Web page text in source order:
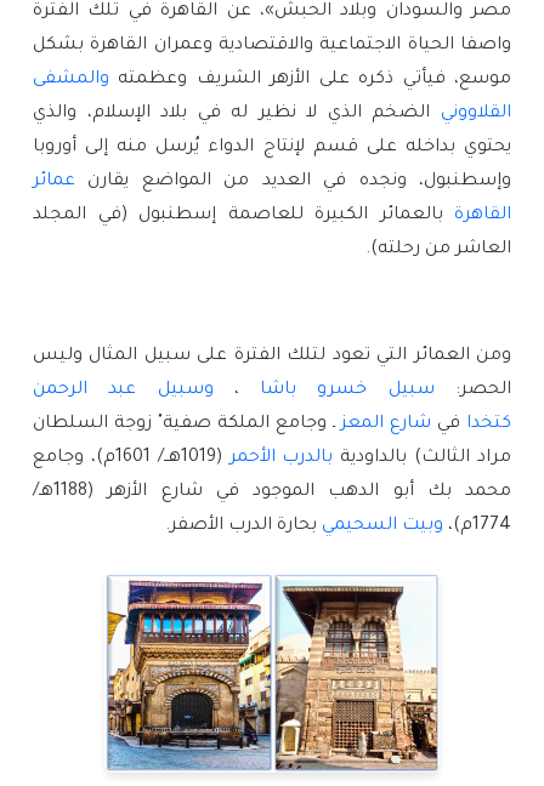
مصر والسودان وبلاد الحبش»، عن القاهرة في تلك الفترة
واصفا الحياة الاجتماعية والاقتصادية وعمران القاهرة بشكل
موسع، فيأتي ذكره على الأزهر الشريف وعظمته والمشفى
القلاووني الضخم الذي لا نظير له في بلاد الإسلام، والذي
يحتوي بداخله على قسم لإنتاج الدواء يُرسل منه إلى أوروبا
وإسطنبول، ونجده في العديد من المواضع يقارن عمائر
القاهرة بالعمائر الكبيرة للعاصمة إسطنبول (في المجلد
العاشر من رحلته).
ومن العمائر التي تعود لتلك الفترة على سبيل المثال وليس
الحصر: سبيل خسرو باشا ، وسبيل عبد الرحمن
كتخدا في شارع المعزـ وجامع الملكة صفية" زوجة السلطان
مراد الثالث) بالداودية بالدرب الأحمر
(1019هــ/ 1601م)، وجامع
محمد بك أبو الدهب الموجود في شارع الأزهر (1188هـ/
1774م)،
وبيت السحيمي بحارة الدرب الأصفر.